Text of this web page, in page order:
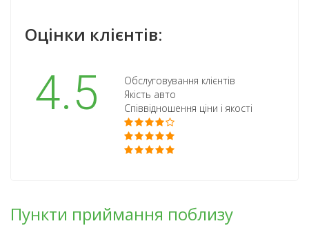
Оцінки клієнтів:
4.5
Обслуговування клієнтів
Якість авто
Співвідношення ціни і якості
Пункти приймання поблизу